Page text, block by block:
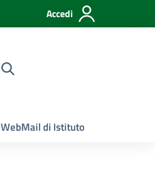
Accedi
WebMail di Istituto